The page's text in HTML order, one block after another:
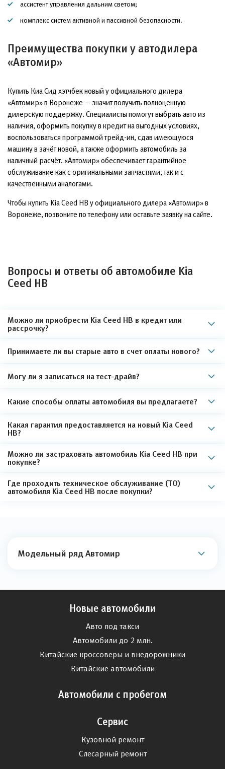
ассистент управления дальним светом;
комплекс систем активной и пассивной безопасности.
Преимущества покупки у автодилера
«Автомир»
Купить Киа Сид хэтчбек новый у официального дилера
«Автомир» в Воронеже — значит получить полноценную
дилерскую поддержку. Специалисты помогут выбрать авто из
наличия, оформить покупку в кредит на выгодных условиях,
воспользоваться программой трейд-ин, сдав имеющуюся
машину в зачёт новой, а также оформить автомобиль за
наличный расчёт. «Автомир» обеспечивает гарантийное
обслуживание как с оригинальными запчастями, так и с
качественными аналогами.
Чтобы купить Kia Ceed HB у официального дилера «Автомир» в
Воронеже, позвоните по телефону или оставьте заявку на сайте.
Вопросы и ответы об автомобиле Kia
Ceed HB
Можно ли приобрести Kia Ceed HB в кредит или
рассрочку?
Принимаете ли вы старые авто в счет оплаты нового?
Могу ли я записаться на тест-драйв?
Какие способы оплаты автомобиля вы предлагаете?
Какая гарантия предоставляется на новый Kia Ceed
HB?
Можно ли застраховать автомобиль Kia Ceed HB при
покупке?
Где проходить техническое обслуживание (ТО)
автомобиля Kia Ceed HB после покупки?
Модельный ряд Автомир
Новые автомобили
Авто под такси
Автомобили до 2 млн.
Китайские кроссоверы и внедорожники
Китайские автомобили
Автомобили с пробегом
Сервис
Кузовной ремонт
Слесарный ремонт